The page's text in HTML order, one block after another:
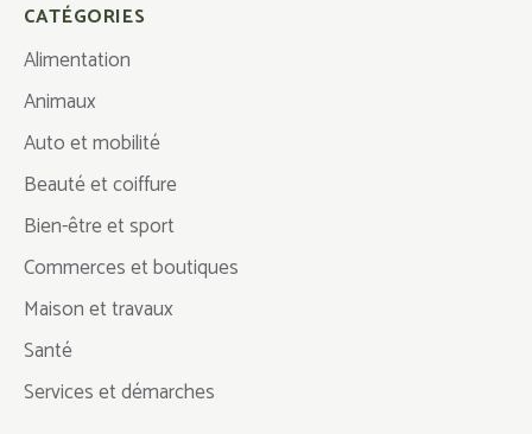
CATÉGORIES
Alimentation
Animaux
Auto et mobilité
Beauté et coiffure
Bien-être et sport
Commerces et boutiques
Maison et travaux
Santé
Services et démarches